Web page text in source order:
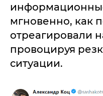
мгновенно, как
отреагировали
провоцируя
ситуации.